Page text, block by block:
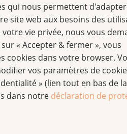
qui nous permettent
site web aux besoins des
vie privée, nous vous
« Accepter & fermer », vous
cookies dans votre browser.
vos paramètres de
» (lien tout en bas de la
dans notre déclaration de
par le cancer et